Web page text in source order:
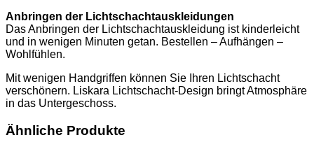
Anbringen der Lichtschachtauskleidungen
Das Anbringen der Lichtschachtauskleidung ist kinderleicht
und in wenigen Minuten getan. Bestellen – Aufhängen –
Wohlfühlen.
Mit wenigen Handgriffen können Sie Ihren Lichtschacht
verschönern. Liskara Lichtschacht-Design bringt Atmosphäre
in das Untergeschoss.
Ähnliche Produkte